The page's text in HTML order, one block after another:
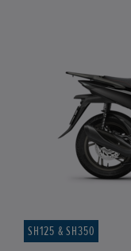
SH125 & SH350